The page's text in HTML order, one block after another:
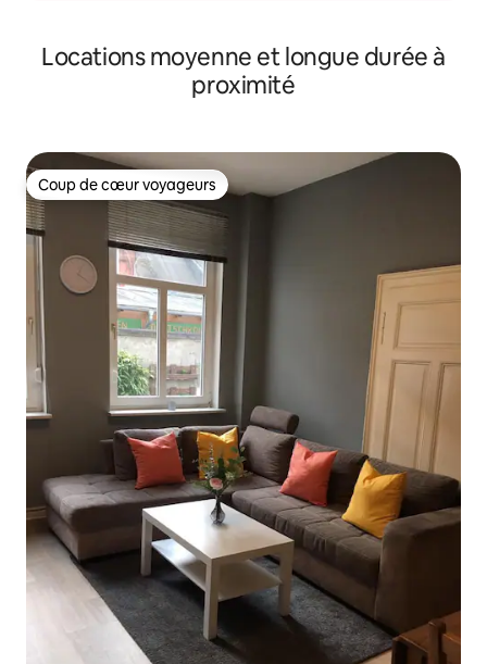
Locations moyenne et longue durée à
proximité
Coup de cœur voyageurs
Coup de cœur voyageurs